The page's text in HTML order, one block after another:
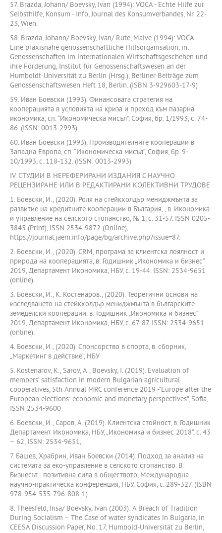
57. Brazda, Johann/ Boevsky, Ivan (1994): VOCA - Echte Hilfe zur
Selbsthilfe, Konsum - Info, Journal des Konsumverbandes, Nr. 22-
23, Wien.
58. Brazda, Johann/ Boevsky, Ivan/ Rute, Maive (1994): VOCA -
Eine praxisnahe genossenschaftliche Hilfsorganisation, in:
Genossenschaften im internationalen Wirtschaftsgeschehen und
ihre Förderung, Institut für Genossenschaftswesen an der
Humboldt-Universität zu Berlin (Hrsg.), Berliner Beiträge zum
Genossenschaftswesen Heft 18, Berlin. (ISBN 3-929603-17-9)
59. Иван Боевски (1993). Финансовата стратегия на
кооперацията в условията на криза и преход към пазарна
икономика, сп. “Икономическа мисъл”, София, бр. 1/1993, с. 74-
86. (ISSN: 0013-2993)
60. Иван Боевски (1993). Производителните кооперации в
Западна Европа, сп. “Икономическа мисъл”, София, бр. 9-
10/1993, с. 118-132. (ISSN: 0013-2993)
IV. СТУДИИ В НЕРЕФЕРИРАНИ ИЗДАНИЯ С НАУЧНО
РЕЦЕНЗИРАНЕ ИЛИ В РЕДАКТИРАНИ КОЛЕКТИВНИ ТРУДОВЕ
1. Боевски, И., (2020). Роля на стейкхолдър мениджмънта за
развитие на кредитните кооперации в България, , в. Икономика
и управление на селското стопанство, № 1, с. 31-57. ISSN 0205-
3845 (Print), ISSN 2534-9872 (Online),
https://journal.jaem.info/page/bg/archive.php?issue=87.
2. Боевски, И., (2020). CRM, програма за клиентска лоялност и
природа на кооперацията, в: Годишник „Икономика и бизнес“
2019, Департамент Икономика, НБУ, с. 19-44. ISSN: 2534-9651
(online).
3. Боевски, И., К. Костенаров., (2020). Теоретични основи на
изследването на стейкхолдър мениджмънта в българските
земеделски кооперации. в: Годишник „Икономика и бизнес“
2019, Департамент Икономика, НБУ, с. 67-87. ISSN: 2534-9651
(online).
4. Боевски, И., (2020). Спонсорство в спорта, в. сборник,
„Маркетинг в действие“, НБУ
5. Kostenarov, K., Sarov, A., Boevsky, I. (2019). Evaluation of
members’ satisfaction in modern Bulgarian agricultural
cooperatives, 5th Annual MRC conference 2019 -"Europe after the
European elections: economic and monetary perspectives", Sofia,
ISSN 2534-9600
6. Боевски, И., Саров, А. (2019). Kлиентска стойност, в. Годишник
Департамент Икономика, НБУ, „Икономика и бизнес 2018“, с. 43
– 62, ISSN: 2534-9651,
7. Башев, Храбрин, Иван Боевски (2014). Подход за анализ на
системата за еко-управление в селското стопанство. В:
Бизнесът - позитивна сила в обществото, Международна.
научно-практическа конференция, НБУ, София, с. 289-327. (ISBN
978-954-535-796-808-1).
8. Theesfeld, Insa/ Boevsky, Ivan (2003): A Breach of Tradition
During Socialism – The Case of water syndicates in Bulgaria, in
CEESA Discussion Paper, No. 17, Humbold-Universität zu Berlin,